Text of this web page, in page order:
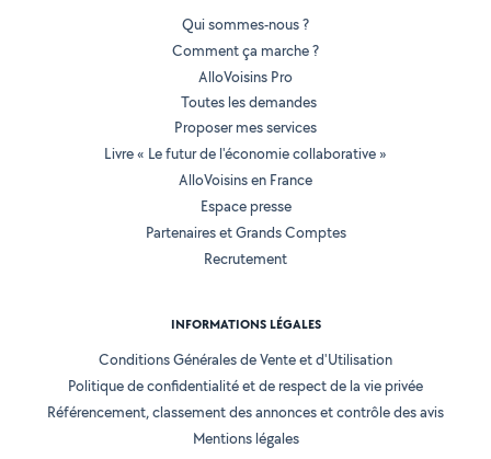
Qui sommes-nous ?
Comment ça marche ?
AlloVoisins Pro
Toutes les demandes
Proposer mes services
Livre « Le futur de l'économie collaborative »
AlloVoisins en France
Espace presse
Partenaires et Grands Comptes
Recrutement
INFORMATIONS LÉGALES
Conditions Générales de Vente et d'Utilisation
Politique de confidentialité et de respect de la vie privée
Référencement, classement des annonces et contrôle des avis
Mentions légales